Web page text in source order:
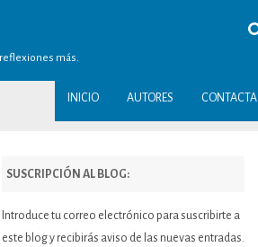
más.
INICIO AUTORES CONTACTA
SUSCRIPCIÓN AL BLOG:
Introduce tu correo electrónico para suscribirte a
este blog y recibirás aviso de las nuevas entradas.